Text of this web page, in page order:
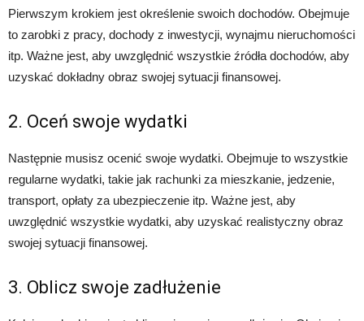
Pierwszym krokiem jest określenie swoich dochodów. Obejmuje
to zarobki z pracy, dochody z inwestycji, wynajmu nieruchomości
itp. Ważne jest, aby uwzględnić wszystkie źródła dochodów, aby
uzyskać dokładny obraz swojej sytuacji finansowej.
2. Oceń swoje wydatki
Następnie musisz ocenić swoje wydatki. Obejmuje to wszystkie
regularne wydatki, takie jak rachunki za mieszkanie, jedzenie,
transport, opłaty za ubezpieczenie itp. Ważne jest, aby
uwzględnić wszystkie wydatki, aby uzyskać realistyczny obraz
swojej sytuacji finansowej.
3. Oblicz swoje zadłużenie